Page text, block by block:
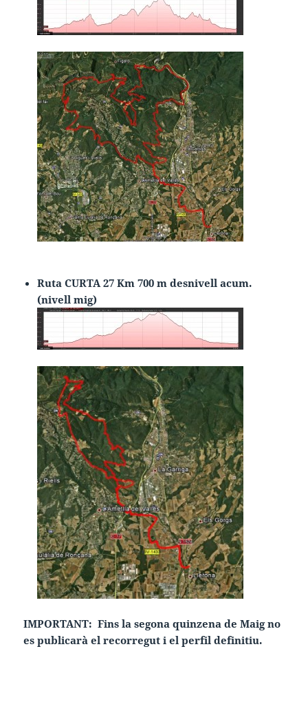
Ruta CURTA 27 Km 700 m desnivell acum.
(nivell mig)
IMPORTANT: Fins la segona quinzena de Maig no
es publicarà el recorregut i el perfil definitiu.